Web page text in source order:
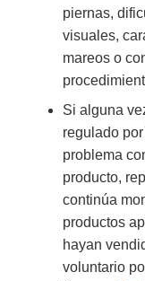
piernas,
visuales,
mareos o
Si alguna
regulado
problema
producto,
continúa
productos
hayan
voluntario